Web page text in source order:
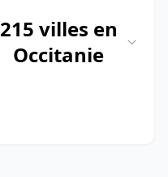
215 villes en
Occitanie